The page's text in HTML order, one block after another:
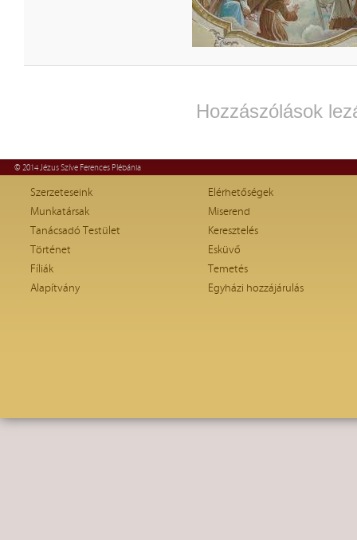
Hozzászólások
© 2014 Jézus Szíve Ferences Plébánia
Szerzeteseink
Munkatársak
Tanácsadó Testület
Történet
Fíliák
Alapítvány
Elérhetőségek
Miserend
Keresztelés
Esküvő
Temetés
Egyházi hozzájárulás